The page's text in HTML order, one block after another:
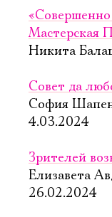
«Совершенно
Мастерская
Никита
Совет да
София
4.03.2024
Зрителей
Елизавета
26.02.2024